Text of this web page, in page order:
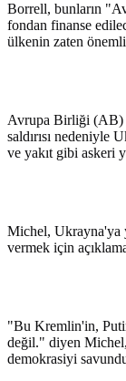
Borrell, bunların
fondan finanse
ülkenin zaten
Avrupa Birliği (AB)
saldırısı nedeniyle
ve yakıt gibi askeri
Michel, Ukrayna'ya
vermek için
"Bu Kremlin'in,
değil." diyen
demokrasiyi